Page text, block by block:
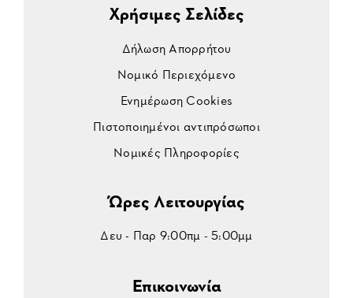
Χρήσιμες Σελίδες
Δήλωση Απορρήτου
Νομικό Περιεχόμενο
Ενημέρωση Cookies
Πιστοποιημένοι αντιπρόσωποι
Νομικές Πληροφορίες
Ώρες Λειτουργίας
Δευ - Παρ 9:00πμ - 5:00μμ
Επικοινωνία